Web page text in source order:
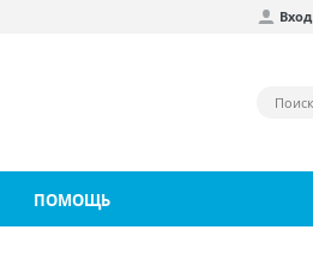
Вход
ПОМОЩЬ